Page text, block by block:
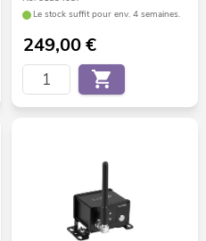
Le stock suffit pour env. 4 semaines.
249,00€